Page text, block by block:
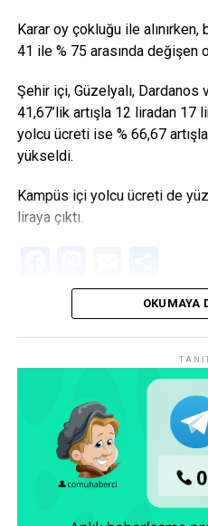
Karar oy çokluğu ile
41 ile % 75 arasında değişen
Şehir içi, Güzelyalı, Dardanos
41,67’lik artışla 12 liradan 17
yolcu ücreti ise % 66,67
yükseldi.
Kampüs içi yolcu ücreti de
liraya çıktı.
OKUMAYA